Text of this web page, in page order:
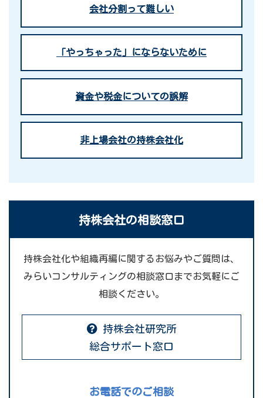
会社分割って難しい
「やっちゃった」にならないために
資金や税金についての誤解
非上場会社の持株会社化
持株会社の相談窓口
持株会社化や組織再編に関するお悩みやご質問は、
みらいコンサルティングの相談窓口までお気軽にご
相談ください。
持株会社研究所
総合サポート窓口
お電話でのご相談